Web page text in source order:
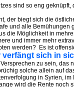
sind so eng
der biegt sich die
und alle
die Möglichkeit in
und immer mehr
werden? Es ist
verfängt sich in
zu sein, das
solche allein auf
in Syrien,
wird die Rente noch